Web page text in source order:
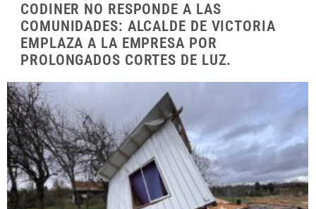
CODINER NO RESPONDE A LAS
COMUNIDADES: ALCALDE DE VICTORIA
EMPLAZA A LA EMPRESA POR
PROLONGADOS CORTES DE LUZ.